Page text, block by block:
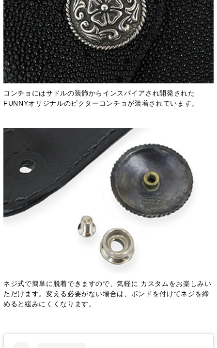
コンチョにはサドルの装飾からインスパイアされ開発された
FUNNYオリジナルのビクターコンチョが装着されています。
ネジ式で簡単に脱着できますので、気軽に カスタムをお楽しみい
ただけます。変える必要がない場合は、ボンドを付けてネジを締
めると緩みにくくなります。